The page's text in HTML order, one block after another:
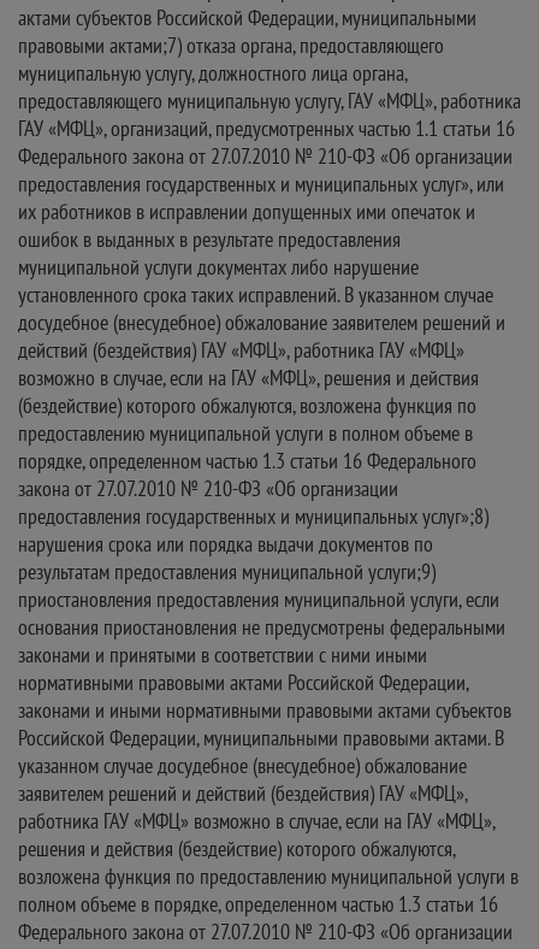
актами субъектов Российской Федерации, муниципальными
правовыми актами;7) отказа органа, предоставляющего
муниципальную услугу, должностного лица органа,
предоставляющего муниципальную услугу, ГАУ «МФЦ», работника
ГАУ «МФЦ», организаций, предусмотренных частью 1.1 статьи 16
Федерального закона от 27.07.2010 № 210-ФЗ «Об организации
предоставления государственных и муниципальных услуг», или
их работников в исправлении допущенных ими опечаток и
ошибок в выданных в результате предоставления
муниципальной услуги документах либо нарушение
установленного срока таких исправлений. В указанном случае
досудебное (внесудебное) обжалование заявителем решений и
действий (бездействия) ГАУ «МФЦ», работника ГАУ «МФЦ»
возможно в случае, если на ГАУ «МФЦ», решения и действия
(бездействие) которого обжалуются, возложена функция по
предоставлению муниципальной услуги в полном объеме в
порядке, определенном частью 1.3 статьи 16 Федерального
закона от 27.07.2010 № 210-ФЗ «Об организации
предоставления государственных и муниципальных услуг»;8)
нарушения срока или порядка выдачи документов по
результатам предоставления муниципальной услуги;9)
приостановления предоставления муниципальной услуги, если
основания приостановления не предусмотрены федеральными
законами и принятыми в соответствии с ними иными
нормативными правовыми актами Российской Федерации,
законами и иными нормативными правовыми актами субъектов
Российской Федерации, муниципальными правовыми актами. В
указанном случае досудебное (внесудебное) обжалование
заявителем решений и действий (бездействия) ГАУ «МФЦ»,
работника ГАУ «МФЦ» возможно в случае, если на ГАУ «МФЦ»,
решения и действия (бездействие) которого обжалуются,
возложена функция по предоставлению муниципальной услуги в
полном объеме в порядке, определенном частью 1.3 статьи 16
Федерального закона от 27.07.2010 № 210-ФЗ «Об организации